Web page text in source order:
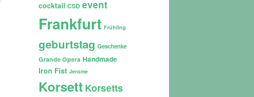
cocktail CSD event
Frankfurt Frühling
geburtstag Geschenke
Grande Opera Handmade
Iron Fist Jerome
Korsett Korsetts